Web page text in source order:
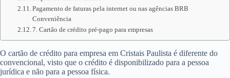
Pagamento de faturas pela internet ou nas agências BRB
Conveniência
7. Cartão de crédito pré-pago para empresas
O cartão de crédito para empresa em Cristais Paulista é diferente do
convencional, visto que o crédito é disponibilizado para a pessoa
jurídica e não para a pessoa física.